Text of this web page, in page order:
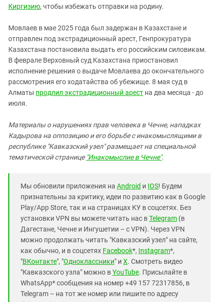
Киргизию, чтобы избежать отправки на родину.
Мовлаев в мае 2025 года был задержан в Казахстане и
отправлен под экстрадиционный арест, Генпрокуратура
Казахстана постановила выдать его российским силовикам.
В феврале Верховный суд Казахстана приостановил
исполнение решения о выдаче Мовлаева до окончательного
рассмотрения его ходатайства об убежище. 8 мая суд в
Алматы продлил экстрадиционный арест на два месяца - до
июля.
Материалы о нарушениях прав человека в Чечне, нападках
Кадырова на оппозицию и его борьбе с инакомыслящими в
республике "Кавказский узел" размещает на специальной
тематической странице "Инакомыслие в Чечне".
Мы обновили приложения на Android и IOS! Будем
признательны за критику, идеи по развитию как в Google
Play/App Store, так и на страницах КУ в соцсетях. Без
установки VPN вы можете читать нас вTelegram (в
Дагестане, Чечне и Ингушетии – с VPN). Через VPN
можно продолжать читать "Кавказский узел" на сайте,
как обычно, и в соцсетях Facebook*, Instagram*,
"ВКонтакте", "Одноклассники" и X. Смотреть видео
"Кавказского узла" можно вYouTube. Присылайте в
WhatsApp* сообщения на номер +49 157 72317856, в
Telegram – на тот же номер или пишите по адресу